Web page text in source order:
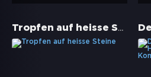
Tropfen auf heisse Steine